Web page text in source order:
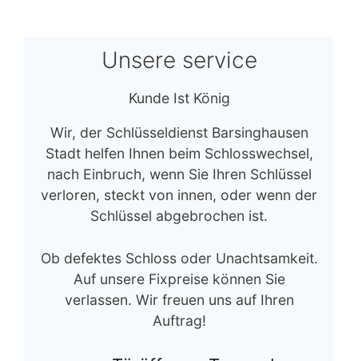
874 526 30
Unsere service
Kunde Ist König
Stadt helfen Ihnen beim Schlosswechsel,
nach Einbruch, wenn Sie Ihren Schlüssel
verloren, steckt von innen, oder wenn der
Schlüssel abgebrochen ist.